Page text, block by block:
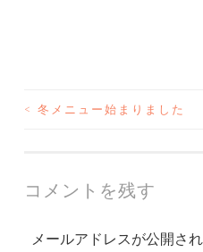
投
ナ
ビ
< 冬メニュー始まりました
コメントを残す
メールアドレスが公開さ